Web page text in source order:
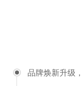
品牌焕新升级